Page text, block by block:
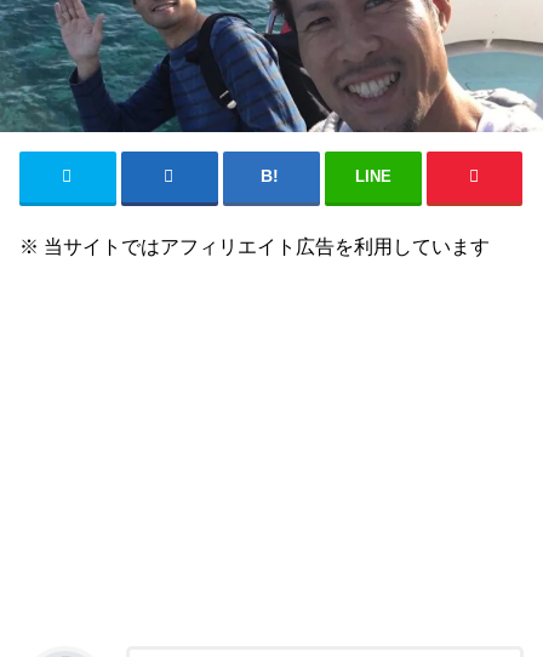
LINE
※ 当サイトではアフィリエイト広告を利用しています